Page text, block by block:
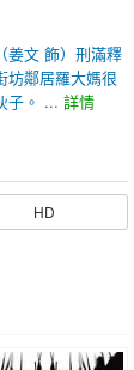
姜文 飾）刑滿釋
坊鄰居羅大媽很
子。 ... 詳情
HD